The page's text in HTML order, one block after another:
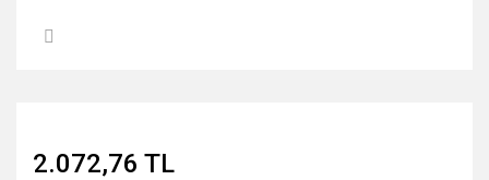
2.072,76 TL